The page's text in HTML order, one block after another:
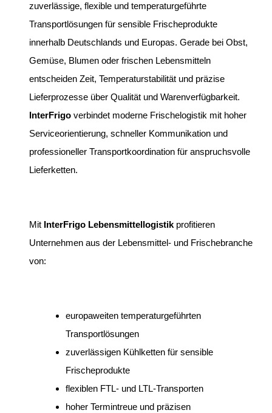
zuverlässige, flexible und temperaturgeführte
Transportlösungen für sensible Frischeprodukte
innerhalb Deutschlands und Europas. Gerade bei Obst,
Gemüse, Blumen oder frischen Lebensmitteln
entscheiden Zeit, Temperaturstabilität und präzise
Lieferprozesse über Qualität und Warenverfügbarkeit.
InterFrigo verbindet moderne Frischelogistik mit hoher
Serviceorientierung, schneller Kommunikation und
professioneller Transportkoordination für anspruchsvolle
Lieferketten.
Mit InterFrigo Lebensmittellogistik profitieren
Unternehmen aus der Lebensmittel- und Frischebranche
von:
europaweiten temperaturgeführten
Transportlösungen
zuverlässigen Kühlketten für sensible
Frischeprodukte
flexiblen FTL- und LTL-Transporten
hoher Termintreue und präzisen